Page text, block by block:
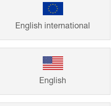
Schlüter-
English international
English